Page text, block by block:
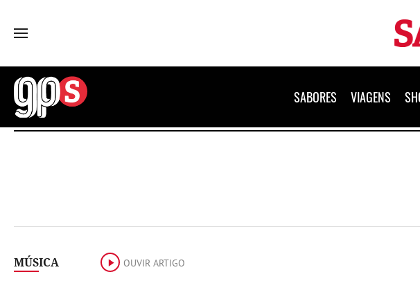
GPS
SABORES VIAGENS
MÚSICA OUVIR ARTIGO